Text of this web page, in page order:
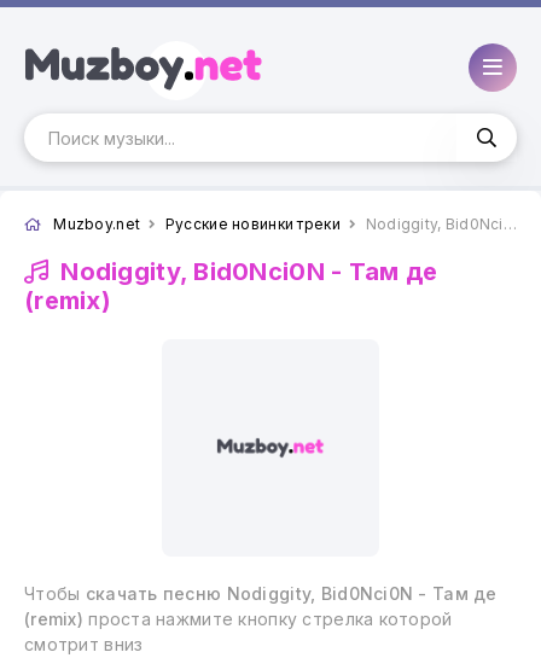
Muzboy.net Русские новинки треки Nodiggity, Bid0Nci0N - Там де (remix)
Nodiggity, Bid0Nci0N - Там де
(remix)
Чтобы скачать песню Nodiggity, Bid0Nci0N - Там де
(remix) проста нажмите кнопку стрелка которой
смотрит вниз